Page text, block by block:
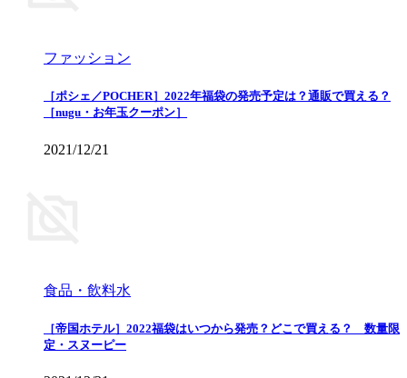
ファッション
［ポシェ／POCHER］2022年福袋の発売予定は？通販で買える？
［nugu・お年玉クーポン］
2021/12/21
食品・飲料水
［帝国ホテル］2022福袋はいつから発売？どこで買える？ 数量限
定・スヌーピー